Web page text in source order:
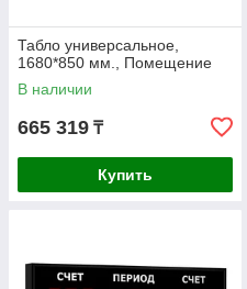
Табло универсальное,
1680*850 мм., Помещение
В наличии
665 319 ₸
Купить